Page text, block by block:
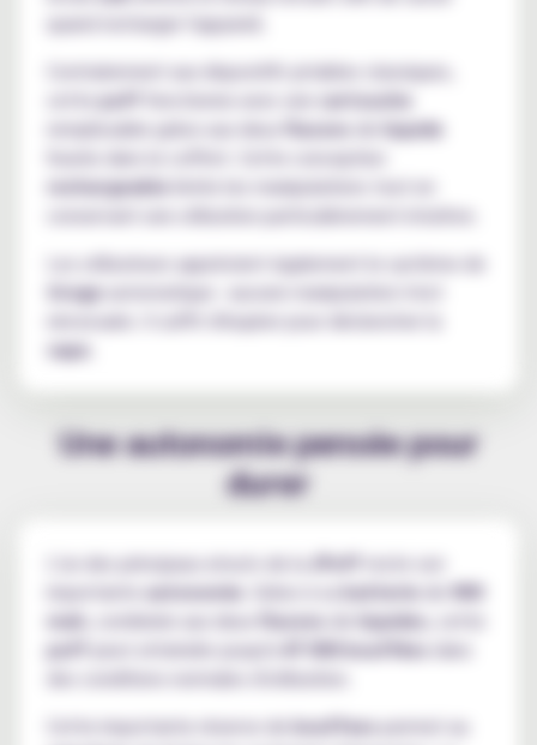
quand recharger l'appareil.
Contrairement aux dispositifs jetables classiques,
puff
cartouche
flacons
liquide
rechargeable
limite les manipulations tout en
conservant une utilisation particulièrement intuitive.
Les utilisateurs apprécient également le système de
tirage
automatique : aucune manipulation n'est
vape
Une autonomie pensée pour
durer
L'un des principaux atouts de la JPuff
autonomie batterie
900
mah
flacons liquides
puff
47 000 bouffées
Cette importante réserve debouffeespermet au